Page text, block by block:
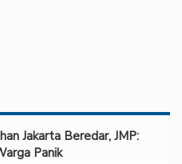
Jakarta Beredar, JMP:
Panik